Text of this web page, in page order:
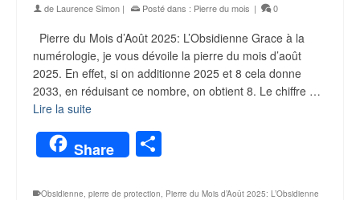
de Laurence Simon | Posté dans : Pierre du mois | 0
Pierre du Mois d’Août 2025: L’Obsidienne Grace à la
numérologie, je vous dévoile la pierre du mois d’août
2025. En effet, si on additionne 2025 et 8 cela donne
2033, en réduisant ce nombre, on obtient 8. Le chiffre …
Lire la suite
Share
Obsidienne, pierre de protection, Pierre du Mois d’Août 2025: L’Obsidienne